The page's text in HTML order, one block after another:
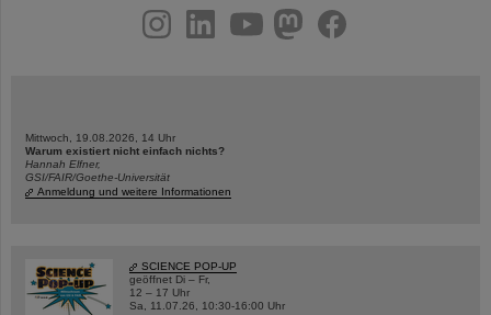
youtubehelmholtz.socialfacebook
Mittwoch, 19.08.2026, 14 Uhr
Warum existiert nicht einfach nichts?
Hannah Elfner,
GSI/FAIR/Goethe-Universität
Anmeldung und weitere Informationen
SCIENCE POP-UP
geöffnet Di – Fr,
12 – 17 Uhr
Sa, 11.07.26, 10:30-16:00 Uhr